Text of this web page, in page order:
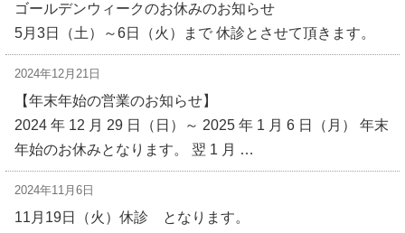
ゴールデンウィークのお休みのお知らせ
5月3日（土）～6日（火）まで 休診とさせて頂きます。
2024年12月21日
【年末年始の営業のお知らせ】
2024 年 12 月 29 日（日）～ 2025 年 1 月 6 日（月） 年末
年始のお休みとなります。 翌 1 月 …
2024年11月6日
11月19日（火）休診 となります。